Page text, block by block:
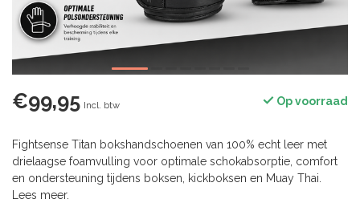
€99,95 Incl. btw Op voorraad
Fightsense Titan bokshandschoenen van 100% echt leer met
drielaagse foamvulling voor optimale schokabsorptie, comfort
en ondersteuning tijdens boksen, kickboksen en Muay Thai.
Lees meer.